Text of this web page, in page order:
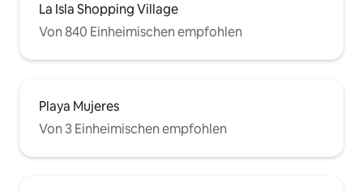
La Isla Shopping Village
Von 840 Einheimischen empfohlen
Playa Mujeres
Von 3 Einheimischen empfohlen